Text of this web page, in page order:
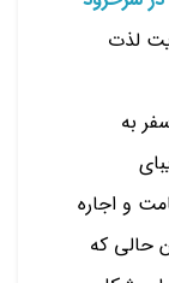
لذت
به
و اجاره
حالی که